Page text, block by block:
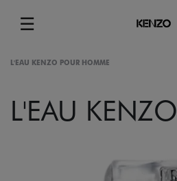
☰
Menu
L'EAU KENZO POUR HOMME
L'EAU KENZO